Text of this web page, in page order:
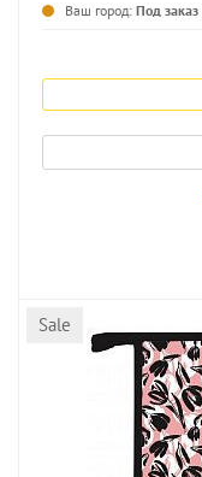
Ваш город: Под заказ
Sale